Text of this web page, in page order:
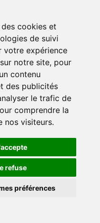
cookies et
de suivi
votre expérience
notre site, pour
contenu
des publicités
le trafic de
comprendre la
nos visiteurs.
refuse
préférences